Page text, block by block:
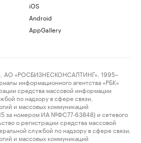
iOS
Android
AppGallery
«РОСБИЗНЕСКОНСАЛТИНГ», 1995–
информационного агентства «РБК»
средства массовой информации
по надзору в сфере связи,
и массовых коммуникаций
за номером ИА №ФС77-63848) и сетевого
о регистрации средства массовой
службой по надзору в сфере связи,
и массовых коммуникаций